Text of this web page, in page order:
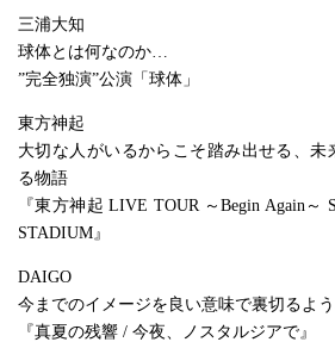
三浦大知
球体とは何なのか…
”完全独演”公演「球体」
東方神起
大切な人がいるからこそ踏み出せる、
る物語
『東方神起 LIVE TOUR ～Begin Again～
STADIUM』
DAIGO
今までのイメージを良い意味で裏切るよ
『真夏の残響 / 今夜、ノスタルジアで』